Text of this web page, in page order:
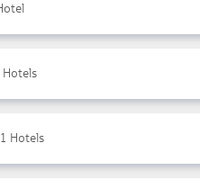
Hotels
Hotels